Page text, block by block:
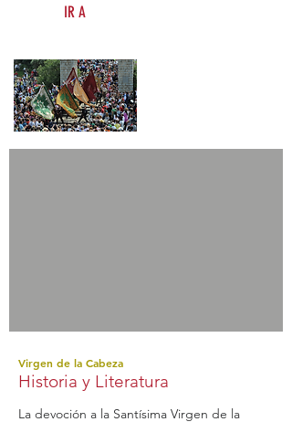
IR A
Virgen de la Cabeza
Historia y Literatura
La devoción a la Santísima Virgen de la